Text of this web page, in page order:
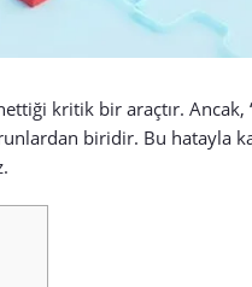
kritik bir araçtır. Ancak,
biridir. Bu hatayla